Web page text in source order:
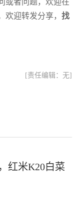
或者问题，欢迎在
欢迎转发分享，找
[责任编辑：无]
红米K20白菜